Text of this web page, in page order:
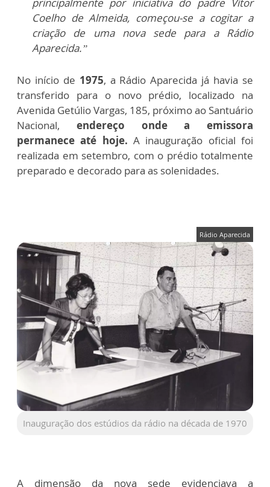
Coelho de Almeida, começou-se a cogitar a
criação de uma nova sede para a Rádio
Aparecida.”
No início de 1975, a Rádio Aparecida já havia se
transferido para o novo prédio, localizado na
Avenida Getúlio Vargas, 185, próximo ao Santuário
Nacional, endereço onde a emissora
permanece até hoje. A inauguração oficial foi
realizada em setembro, com o prédio totalmente
preparado e decorado para as solenidades.
Rádio Aparecida
Inauguração dos estúdios da rádio na década de 1970
A dimensão da nova sede evidenciava a